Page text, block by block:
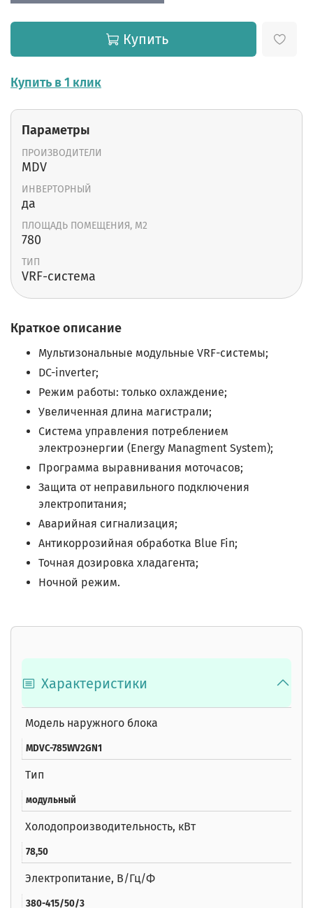
Купить
Купить в 1 клик
Параметры
ПРОИЗВОДИТЕЛИ
MDV
ИНВЕРТОРНЫЙ
да
ПЛОЩАДЬ ПОМЕЩЕНИЯ, М2
780
ТИП
VRF-система
Краткое описание
Мультизональные модульные VRF-системы;
DC-inverter;
Режим работы: только охлаждение;
Увеличенная длина магистрали;
Система управления потреблением
электроэнергии (Energy Managment System);
Программа выравнивания моточасов;
Защита от неправильного подключения
электропитания;
Аварийная сигнализация;
Антикоррозийная обработка Blue Fin;
Точная дозировка хладагента;
Ночной режим.
Характеристики
Модель наружного блока
MDVC-785WV2GN1
Тип
модульный
Холодопроизводительность, кВт
78,50
Электропитание, В/Гц/Ф
380-415/50/3